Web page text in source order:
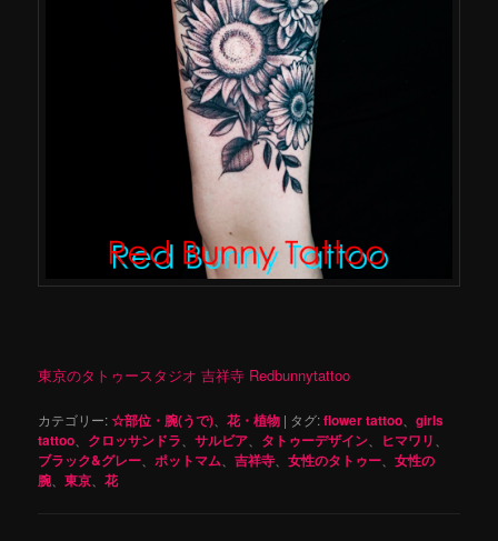
東京のタトゥースタジオ 吉祥寺 Redbunnytattoo
カテゴリー:☆部位・腕(うで) 、花・植物 | タグ:flower tattoo 、girls
tattoo
クロッサンドラ 、サルビア タトゥーデザイン ヒマワリ
ブラック&グレー ポットマム 、吉祥寺 、女性のタトゥー 、女性の
腕 、東京 、花